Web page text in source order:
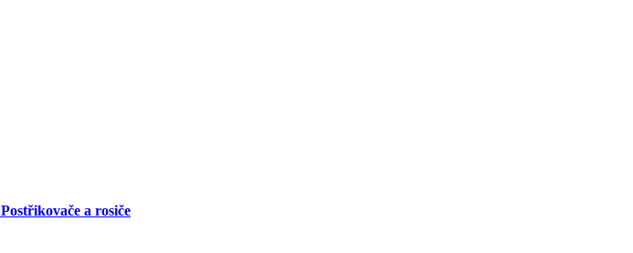
Postřikovače a rosiče